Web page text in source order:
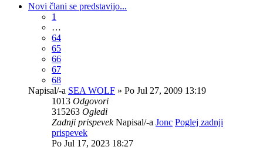
Novi člani se predstavijo...
1
…
64
65
66
67
68
Napisal/-a SEA WOLF » Po Jul 27, 2009 13:19
1013 Odgovori
315263 Ogledi
Zadnji prispevekNapisal/-a Jonc Poglej zadnji
prispevek
Po Jul 17, 2023 18:27